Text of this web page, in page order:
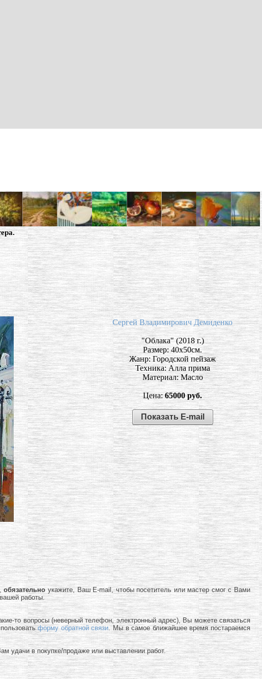
Сергей Владимирович Демиденко
"Облака" (2018 г.)
Размер: 40х50см.
Жанр: Городской пейзаж
Техника: Алла прима
Материал: Масло
Цена:65000 руб.
Показать E-mail
обязательноукажите, Ваш E-mail, чтобы посетитель или мастер смог с Вами
работы.
то вопросы (неверный телефон, электронный адрес), Вы можете связаться
форму обратной связи. Мы в самое ближайшее время постараемся
удачи в покупке/продаже или выставлении работ.